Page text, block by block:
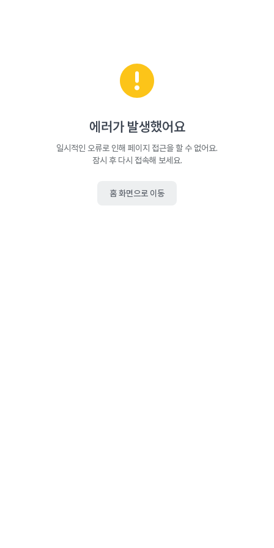
에러가 발생했어요
일시적인 오류로 인해 페이지 접근을 할 수 없어요.
잠시 후 다시 접속해 보세요.
홈 화면으로 이동